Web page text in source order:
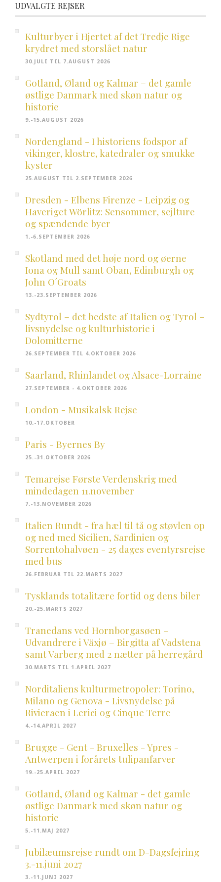
UDVALGTE REJSER
Kulturbyer i Hjertet af det Tredje Rige
krydret med storslået natur
30.JULI TIL 7.AUGUST 2026
Gotland, Øland og Kalmar – det gamle
østlige Danmark med skøn natur og
historie
9.-15.AUGUST 2026
Nordengland - I historiens fodspor af
vikinger, klostre, katedraler og smukke
kyster
25.AUGUST TIL 2.SEPTEMBER 2026
Dresden - Elbens Firenze - Leipzig og
Haveriget Wörlitz: Sensommer, sejlture
og spændende byer
1.-6.SEPTEMBER 2026
Skotland med det høje nord og øerne
Iona og Mull samt Oban, Edinburgh og
John O´Groats
13.-23.SEPTEMBER 2026
Sydtyrol – det bedste af Italien og Tyrol –
livsnydelse og kulturhistorie i
Dolomitterne
26.SEPTEMBER TIL 4.OKTOBER 2026
Saarland, Rhinlandet og Alsace-Lorraine
27.SEPTEMBER - 4.OKTOBER 2026
London - Musikalsk Rejse
10.-17.OKTOBER
Paris - Byernes By
25.-31.OKTOBER 2026
Temarejse Første Verdenskrig med
mindedagen 11.november
7.-13.NOVEMBER 2026
Italien Rundt - fra hæl til tå og støvlen op
og ned med Sicilien, Sardinien og
Sorrentohalvøen - 25 dages eventyrsrejse
med bus
26.FEBRUAR TIL 22.MARTS 2027
Tysklands totalitære fortid og dens biler
20.-25.MARTS 2027
Tranedans ved Hornborgasøen –
Udvandrere i Växjø – Birgitta af Vadstena
samt Varberg med 2 nætter på herregård
30.MARTS TIL 1.APRIL 2027
Norditaliens kulturmetropoler: Torino,
Milano og Genova - Livsnydelse på
Rivieraen i Lerici og Cinque Terre
4.-14.APRIL 2027
Brugge - Gent - Bruxelles - Ypres -
Antwerpen i forårets tulipanfarver
19.-25.APRIL 2027
Gotland, Øland og Kalmar - det gamle
østlige Danmark med skøn natur og
historie
5.-11.MAJ 2027
Jubilæumsrejse rundt om D-Dagsfejring
3.-11.juni 2027
3.-11.JUNI 2027